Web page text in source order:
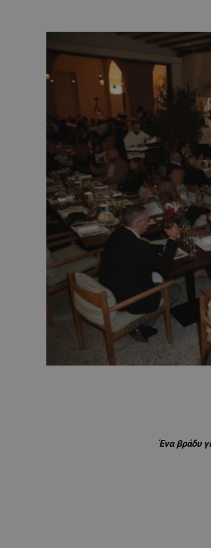
Ένα βράδυ